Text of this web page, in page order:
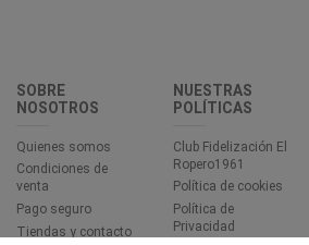
SOBRE
NOSOTROS
Quienes somos
Condiciones de
venta
Pago seguro
Tiendas y contacto
NUESTRAS
POLÍTICAS
Club Fidelización El
Ropero1961
Política de cookies
Política de
Privacidad